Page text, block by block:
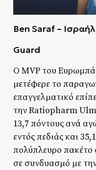
Ben Saraf – Ισραήλ
Guard
Ο MVP του
μετέφερε το
επαγγελματικό
την Ratiopharm
13,7 πόντους ανά
εντός πεδιάς και
πολύπλευρο πακέτο
σε συνδυασμό με